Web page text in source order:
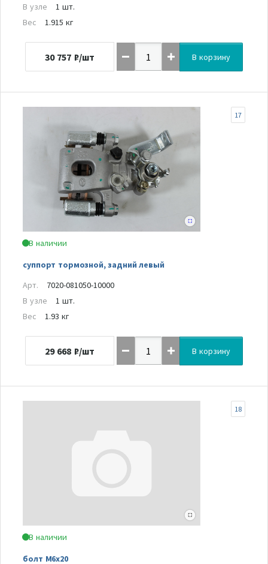
В узле
1 шт.
Вес
1.915 кг
30 757 ₽/шт В корзину
В наличии
суппорт тормозной, задний левый
17
Арт.
7020-081050-10000
В узле
1 шт.
Вес
1.93 кг
29 668 ₽/шт В корзину
В наличии
болт M6x20
18